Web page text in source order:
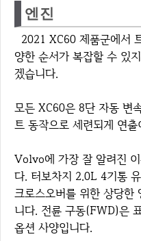
엔진
2021 XC60 제품군에서 트림 레벨과 드라이브트레인의 다
양한 순서가 복잡할 수 있
겠습니다.
모든 XC60은 8단 자동 변
트 동작으로 세련되게 연출
Volvo에 가장 잘 알려진
다. 터보차지 2.0L 4기통
크로스오버를 위한 상당한
니다. 전륜 구동(FWD)은
옵션 사양입니다.